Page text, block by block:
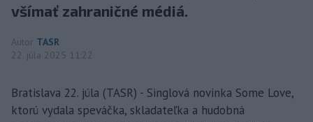
všímať zahraničné médiá.
Autor TASR
22. júla 2025 11:22
Bratislava 22. júla (TASR) - Singlová novinka Some Love,
ktorú vydala speváčka, skladateľka a hudobná